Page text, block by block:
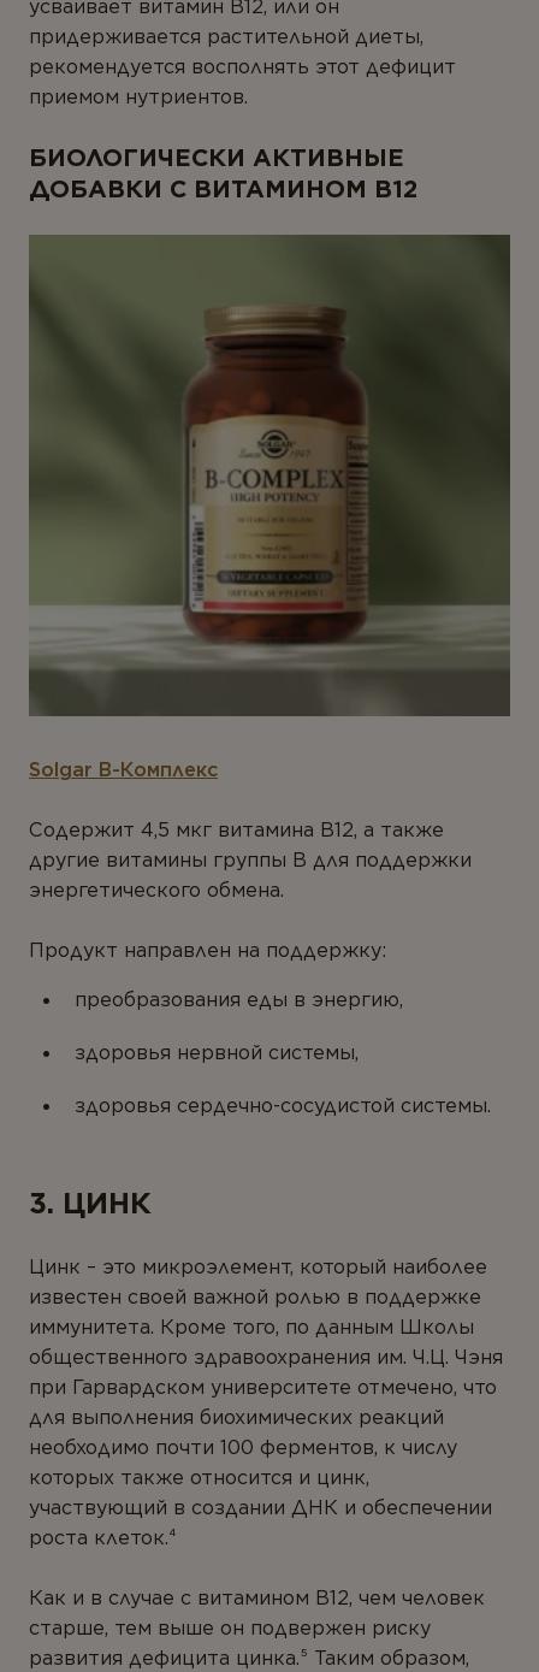
усваивает витамин B12, или он
придерживается растительной диеты,
рекомендуется восполнять этот дефицит
приемом нутриентов.
БИОЛОГИЧЕСКИ АКТИВНЫЕ
ДОБАВКИ С ВИТАМИНОМ B12
Solgar B-Комплекс
Содержит 4,5 мкг витамина B12, а также
другие витамины группы B для поддержки
энергетического обмена.
Продукт направлен на поддержку:
преобразования еды в энергию,
здоровья нервной системы,
здоровья сердечно-сосудистой системы.
3. ЦИНК
Цинк – это микроэлемент, который наиболее
известен своей важной ролью в поддержке
иммунитета. Кроме того, по данным Школы
общественного здравоохранения им. Ч.Ц. Чэня
при Гарвардском университете отмечено, что
для выполнения биохимических реакций
необходимо почти 100 ферментов, к числу
которых также относится и цинк,
участвующий в создании ДНК и обеспечении
роста клеток.⁴
Как и в случае с витамином B12, чем человек
старше, тем выше он подвержен риску
развития дефицита цинка.⁵ Таким образом,